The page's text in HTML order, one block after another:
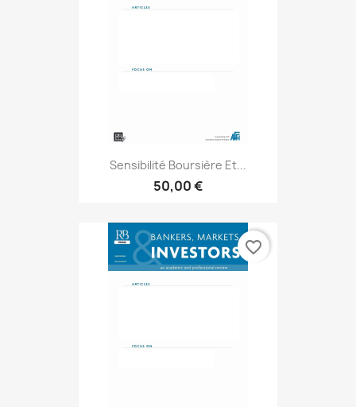
Sensibilité Boursière Et...
50,00 €
favorite_border